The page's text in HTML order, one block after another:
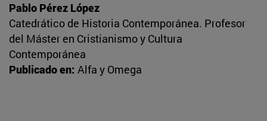
Pablo Pérez López
Catedrático de Historia Contemporánea. Profesor
del Máster en Cristianismo y Cultura
Contemporánea
Publicado en: Alfa y Omega